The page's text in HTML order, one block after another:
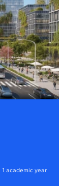
1 academic year